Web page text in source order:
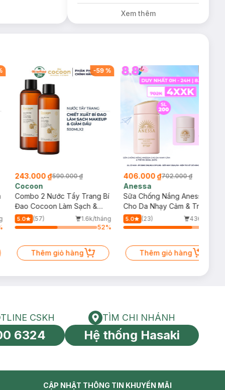
5ml trị giá 50K
(SL Có Hạn)
Xem thêm
-59%
243.000 ₫590.000 ₫
Cocoon
Combo 2 Nước Tẩy Trang Bí
Đao Cocoon Làm Sạch &
Giảm Dầu 500ml
5.0 (57)
1.6k/tháng
52%
Thêm giỏ hàng
406.000 ₫702.000 ₫
Anessa
Sữa Chống Nắng Anessa
Cho Da Nhạy Cảm & Trẻ Em
60ml (Mới)
5.0 (23)
436/tháng
Thêm giỏ hàng
toàn cầu
HOTLINE CSKH
CSKH
6324
Tìm chi nhánh
TÌM CHI NHÁNH
Hệ thống Hasaki
CẬP NHẬT THÔNG TIN KHUYẾN MÃI